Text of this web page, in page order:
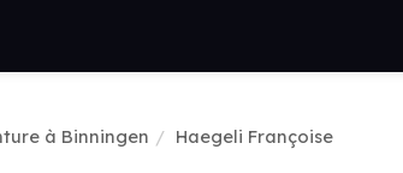
à Binningen Haegeli Françoise